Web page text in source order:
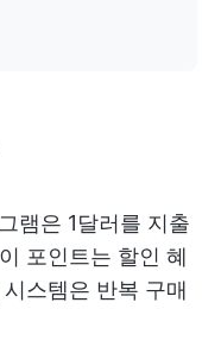
램은 1달러를 지출
포인트는 할인 혜
스템은 반복 구매